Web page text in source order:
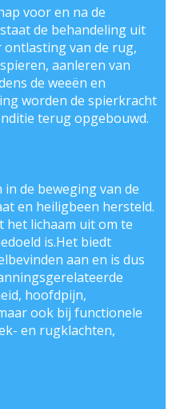
voor en na de
de behandeling uit
van de rug,
aanleren van
de weeën en
worden de spierkracht
terug opgebouwd.
de beweging van de
en heiligbeen hersteld.
het lichaam uit om te
is.Het biedt
aan en is dus
hoofdpijn,
ook bij functionele
en rugklachten,